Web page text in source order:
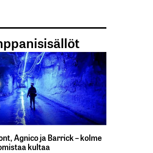
Agnico ja Barrick – kolme
kultaa